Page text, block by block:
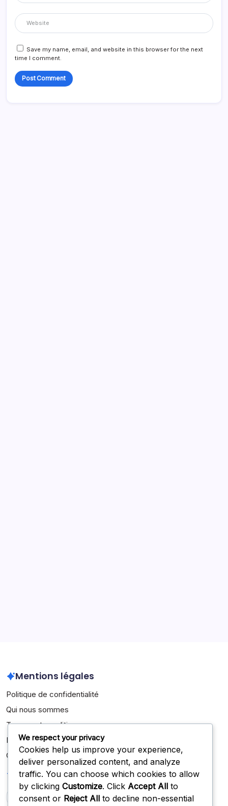
Save my name, email, and website in this browser for the next
time I comment.
Mentions légales
Politique de confidentialité
Qui nous sommes
Termes et conditions
Entrer en contact
Cookies et suivi
Recherche
We respect your privacy
Cookies help us improve your experience,
deliver personalized content, and analyze
traffic. You can choose which cookies to allow
by clicking Customize. Click Accept All to
consent or Reject All to decline non-essential